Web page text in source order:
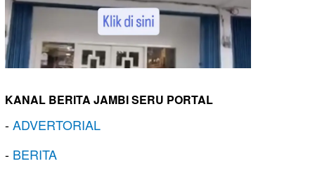
KANAL BERITA JAMBI SERU PORTAL
-ADVERTORIAL
- BERITA